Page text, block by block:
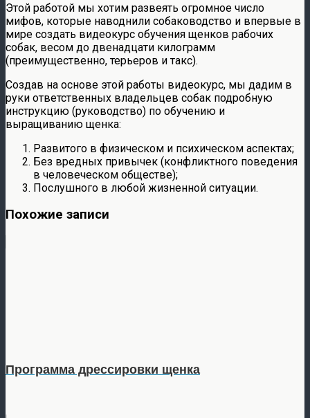
Этой работой мы хотим развеять огромное число
мифов, которые наводнили собаководство и впервые в
мире создать видеокурс обучения щенков рабочих
собак, весом до двенадцати килограмм
(преимущественно, терьеров и такс).
Создав на основе этой работы видеокурс, мы дадим в
руки ответственных владельцев собак подробную
инструкцию (руководство) по обучению и
выращиванию щенка:
Развитого в физическом и психическом аспектах;
Без вредных привычек (конфликтного поведения
в человеческом обществе);
Послушного в любой жизненной ситуации.
Похожие записи
Программа дрессировки щенка